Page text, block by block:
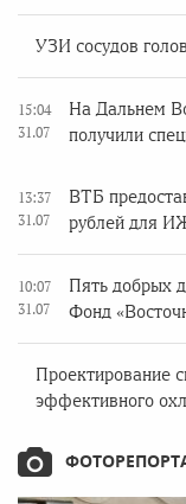
УЗИ сосудов
15:04
31.07
На Дальнем
получили
13:37
31.07
ВТБ
рублей для
10:07
31.07
Пять добрых
Фонд
Проектирование
эффективного